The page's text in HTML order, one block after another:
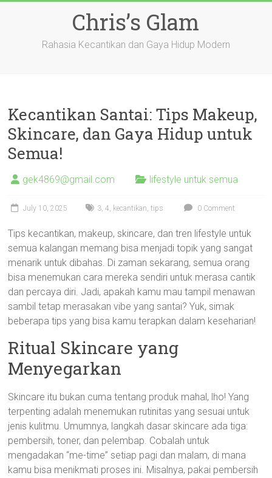
Chris’s Glam
Rahasia Kecantikan dan Gaya Hidup Modern
Kecantikan Santai: Tips Makeup,
Skincare, dan Gaya Hidup untuk
Semua!
gek4869@gmail.com lifestyle untuk semua
July 10, 2025 3,4, kecantikan,tips 0 Comment
Tips kecantikan, makeup, skincare, dan tren lifestyle untuk
semua kalangan memang bisa menjadi topik yang sangat
menarik untuk dibahas. Di zaman sekarang, semua orang
bisa menemukan cara mereka sendiri untuk merasa cantik
dan percaya diri. Jadi, apakah kamu mau tampil menawan
sambil tetap merasakan vibe yang santai? Yuk, simak
beberapa tips yang bisa kamu terapkan dalam keseharian!
Ritual Skincare yang
Menyegarkan
Skincare itu bukan cuma tentang produk mahal, lho! Yang
terpenting adalah menemukan rutinitas yang sesuai untuk
jenis kulitmu. Umumnya, langkah dasar skincare ada tiga:
pembersih, toner, dan pelembap. Cobalah untuk
mengadakan “me-time” setiap pagi dan malam, di mana
kamu bisa menikmati proses ini. Misalnya, pakai pembersih